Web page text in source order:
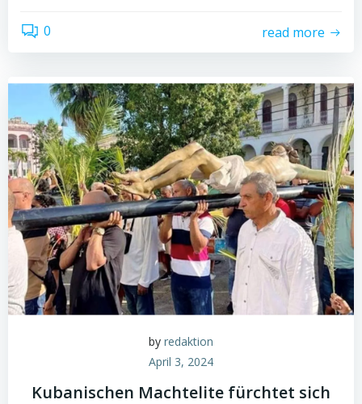
0 read more
by redaktion
April 3, 2024
Kubanischen Machtelite fürchtet sich